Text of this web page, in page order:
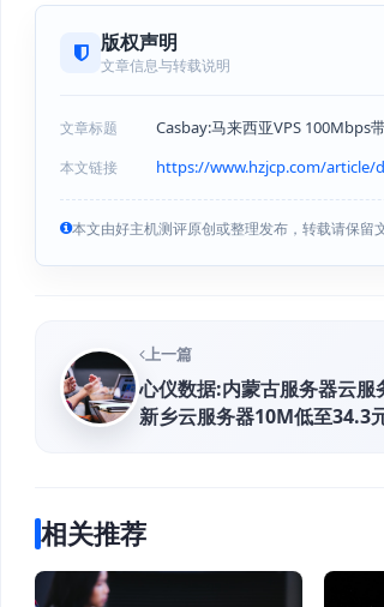
版权声明
文章信息与转载说明
文章标题 Casbay:马来西亚VPS 100Mbps
本文链接 https://www.hzjcp.com/article/
本文由好主机测评原创或整理发布，转载请保留
上一篇
心仪数据:内蒙古服务器云
新乡云服务器10M低至34.3
相关推荐